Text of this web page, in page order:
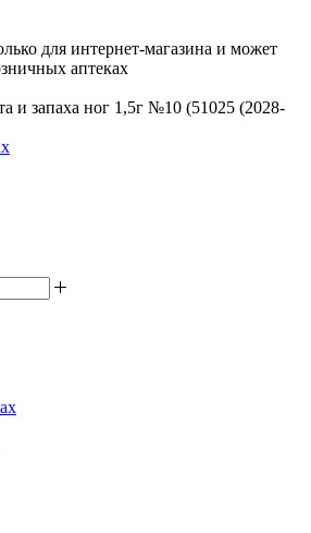
для интернет-магазина и может
аптеках
и запаха ног 1,5г №10 (51025 (2028-